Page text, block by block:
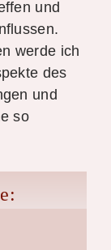
und
werde ich
des
und
so